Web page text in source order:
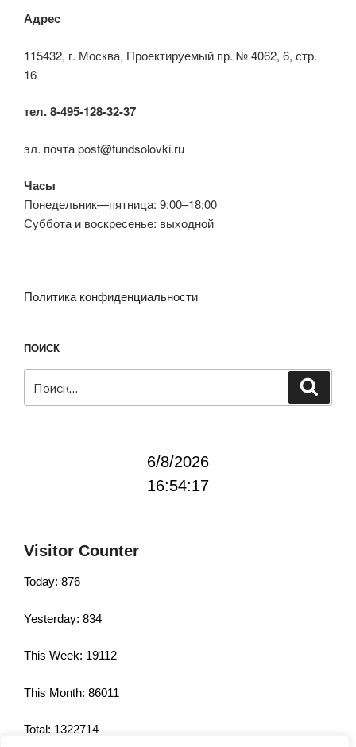
Адрес
115432, г. Москва, Проектируемый пр. № 4062, 6, стр.
16
тел. 8-495-128-32-37
эл. почта post@fundsolovki.ru
Часы
Понедельник—пятница: 9:00–18:00
Суббота и воскресенье: выходной
Политика конфиденциальности
ПОИСК
6/8/2026
16:54:17
Visitor Counter
Today: 876
Yesterday: 834
This Week: 19112
This Month: 86011
Total: 1322714